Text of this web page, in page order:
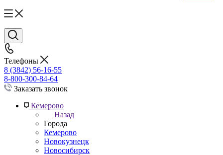
Телефоны
8 (3842) 56-16-55
8-800-300-84-64
Заказать звонок
Кемерово
Назад
Города
Кемерово
Новокузнецк
Новосибирск